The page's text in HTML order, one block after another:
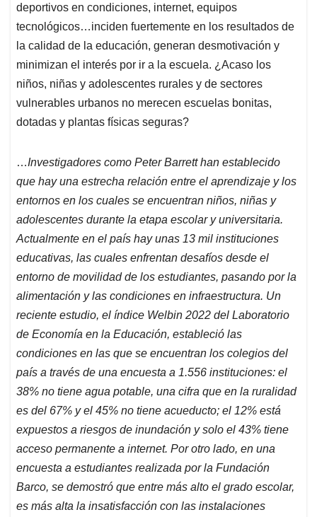
deportivos en condiciones, internet, equipos
tecnológicos…inciden fuertemente en los resultados de
la calidad de la educación, generan desmotivación y
minimizan el interés por ir a la escuela. ¿Acaso los
niños, niñas y adolescentes rurales y de sectores
vulnerables urbanos no merecen escuelas bonitas,
dotadas y plantas físicas seguras?
…Investigadores como Peter Barrett han establecido
que hay una estrecha relación entre el aprendizaje y los
entornos en los cuales se encuentran niños, niñas y
adolescentes durante la etapa escolar y universitaria.
Actualmente en el país hay unas 13 mil instituciones
educativas, las cuales enfrentan desafíos desde el
entorno de movilidad de los estudiantes, pasando por la
alimentación y las condiciones en infraestructura. Un
reciente estudio, el índice Welbin 2022 del Laboratorio
de Economía en la Educación, estableció las
condiciones en las que se encuentran los colegios del
país a través de una encuesta a 1.556 instituciones: el
38% no tiene agua potable, una cifra que en la ruralidad
es del 67% y el 45% no tiene acueducto; el 12% está
expuestos a riesgos de inundación y solo el 43% tiene
acceso permanente a internet. Por otro lado, en una
encuesta a estudiantes realizada por la Fundación
Barco, se demostró que entre más alto el grado escolar,
es más alta la insatisfacción con las instalaciones